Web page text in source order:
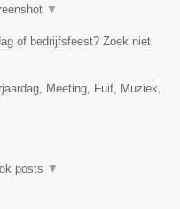
▼
of bedrijfsfeest? Zoek niet
Meeting, Fuif, Muziek,
posts ▼